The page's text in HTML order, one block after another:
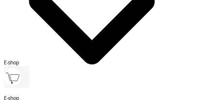
E-shop
E-shop